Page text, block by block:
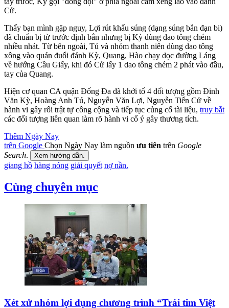
Cử.
Thấy bạn mình gặp nguy, Lợi rút khẩu súng (dạng súng bắn đạn bi)
đã chuẩn bị từ trước định bắn nhưng bị Kỳ dùng dao tông chém
nhiều nhát. Từ bên ngoài, Tú và nhóm thanh niên dùng dao tông
xông vào quán đuổi đánh Kỳ, Quang, Hào chạy dọc đường Láng
về hướng Cầu Giấy, khi đó Cử lấy 1 dao tông chém 2 phát vào đầu,
tay của Quang.
Hiện cơ quan CA quận Đống Đa đã khởi tố 4 đối tượng gồm Đinh
Văn Kỳ, Hoàng Anh Tú, Nguyễn Văn Lợi, Nguyễn Tiến Cử về
hành vi gây rối trật tự công cộng và tiếp tục củng cố tài liệu, truy bắt
các đối tượng liên quan làm rõ hành vi cố ý gây thương tích.
Thêm Ngày Nay
trên Google Chọn Ngày Nay làm nguồn ưu tiên trên Google
Search. Xem hướng dẫn.
giang hồ hàng nóng giải quyết nợ nần.
Cùng chuyên mục
Xét xử nhóm lợi dụng chương trình “Trái tim Việt